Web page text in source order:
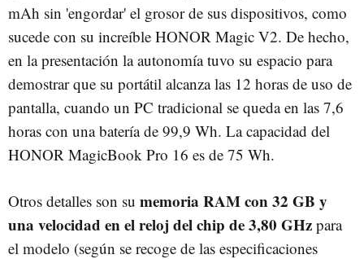
mAh sin 'engordar' el grosor de sus dispositivos, como
sucede con su increíble HONOR Magic V2. De hecho,
en la presentación la autonomía tuvo su espacio para
demostrar que su portátil alcanza las 12 horas de uso de
pantalla, cuando un PC tradicional se queda en las 7,6
horas con una batería de 99,9 Wh. La capacidad del
HONOR MagicBook Pro 16 es de 75 Wh.
Otros detalles son su memoria RAM con 32 GB y
una velocidad en el reloj del chip de 3,80 GHz para
el modelo (según se recoge de las especificaciones